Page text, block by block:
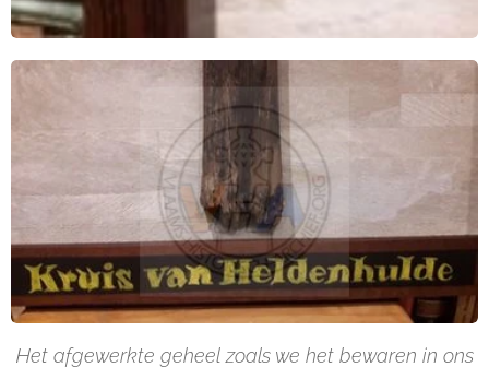
Het afgewerkte geheel zoals we het bewaren in ons